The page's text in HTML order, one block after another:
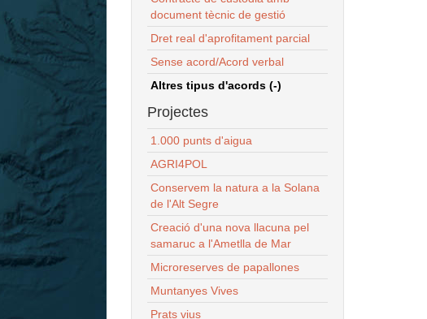
document tècnic de gestió
Dret real d'aprofitament parcial
Sense acord/Acord verbal
Altres tipus d'acords (-)
Projectes
1.000 punts d'aigua
AGRI4POL
Conservem la natura a la Solana
de l'Alt Segre
Creació d'una nova llacuna pel
samaruc a l'Ametlla de Mar
Microreserves de papallones
Muntanyes Vives
Prats vius